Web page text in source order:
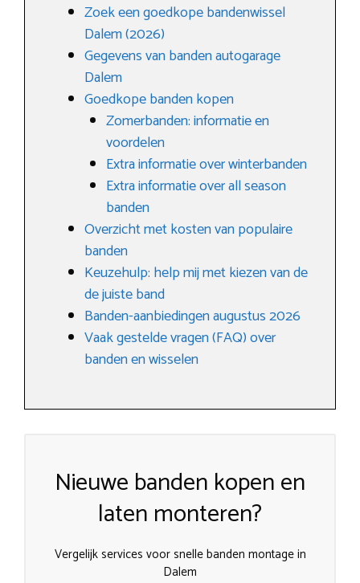
Zoek een goedkope bandenwissel
Dalem (2026)
Gegevens van banden autogarage
Dalem
Goedkope banden kopen
Zomerbanden: informatie en
voordelen
Extra informatie over winterbanden
Extra informatie over all season
banden
Overzicht met kosten van populaire
banden
Keuzehulp: help mij met kiezen van de
de juiste band
Banden-aanbiedingen augustus 2026
Vaak gestelde vragen (FAQ) over
banden en wisselen
Nieuwe banden kopen en
laten monteren?
Vergelijk services voor snelle banden montage in
Dalem